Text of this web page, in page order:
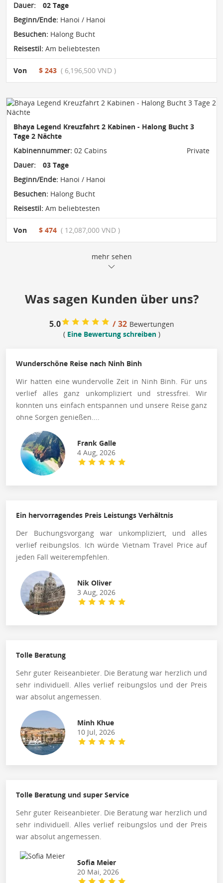
Dauer:
02 Tage
Beginn/Ende: Hanoi / Hanoi
Besuchen: Halong Bucht
Reisestil: Am beliebtesten
Von $ 243 ( 6,196,500 VND )
Bhaya Legend Kreuzfahrt 2 Kabinen - Halong Bucht 3
Tage 2 Nächte
Kabinennummer: 02 Cabins
Private
Dauer:
03 Tage
Beginn/Ende: Hanoi / Hanoi
Besuchen: Halong Bucht
Reisestil: Am beliebtesten
Von $ 474 ( 12,087,000 VND )
mehr sehen
Was sagen Kunden über uns?
5.0 / 32 Bewertungen
( Eine Bewertung schreiben)
Wunderschöne Reise nach Ninh Binh
Wir hatten eine wundervolle Zeit in Ninh Binh. Für uns
verlief alles ganz unkompliziert und stressfrei. Wir
konnten uns einfach entspannen und unsere Reise ganz
ohne Sorgen genießen....
Frank Galle
4 Aug, 2026
Ein hervorragendes Preis Leistungs Verhältnis
Der Buchungsvorgang war unkompliziert, und alles
verlief reibungslos. Ich würde Vietnam Travel Price auf
jeden Fall weiterempfehlen.
Nik Oliver
3 Aug, 2026
Tolle Beratung
Sehr guter Reiseanbieter. Die Beratung war herzlich und
sehr individuell. Alles verlief reibungslos und der Preis
war absolut angemessen.
Minh Khue
10 Jul, 2026
Tolle Beratung und super Service
Sehr guter Reiseanbieter. Die Beratung war herzlich und
sehr individuell. Alles verlief reibungslos und der Preis
war absolut angemessen.
Sofia Meier
20 Mai, 2026